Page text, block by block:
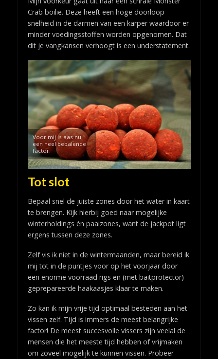
Crab boilie. Deze heeft een hoge doorloop
snelheid in de darmen van een karper waardoor er
minder voedingsstoffen worden opgenomen. Dat
dit je vangkansen verhoogt is een understatement.
Voor mij is aas nu
een heel bepalende
factor.
Tot slot
Bepaal snel de juiste zones door het water in kaart
te brengen. Kijk hierbij goed naar mogelijke
winterholdings én paaizones, want de jackpot ligt
ergens tussen deze zones.
Zelf vis ik niet in de wintermaanden, maar bereid ik
mij tot in de puntjes voor op het voorjaar door
een enorme voorraad rigs en (met baitprotector)
geprepareerde haakaasjes klaar te maken.
Zo kan ik mijn vrije tijd optimaal besteden aan het
vissen zelf. Tijd is immers de meest belangrijke
factor! De meest succesvolle vissers zijn veelal de
mensen die het meeste tijd hebben of vrijmaken
om zoveel mogelijk te kunnen vissen. Probeer